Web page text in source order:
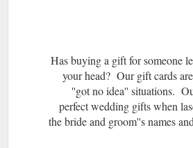
Has buying a gift for someone
your head? Our gift cards
''got no idea'' situations.
perfect wedding gifts when
the bride and groom''s names